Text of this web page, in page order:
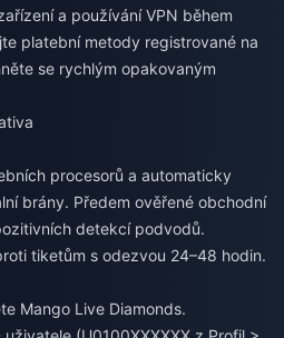
a používání VPN během
platební metody registrované na
se rychlým opakovaným
procesorů a automaticky
brány. Předem ověřené obchodní
detekcí podvodů.
tiketům s odezvou 24–48 hodin.
Mango Live Diamonds.